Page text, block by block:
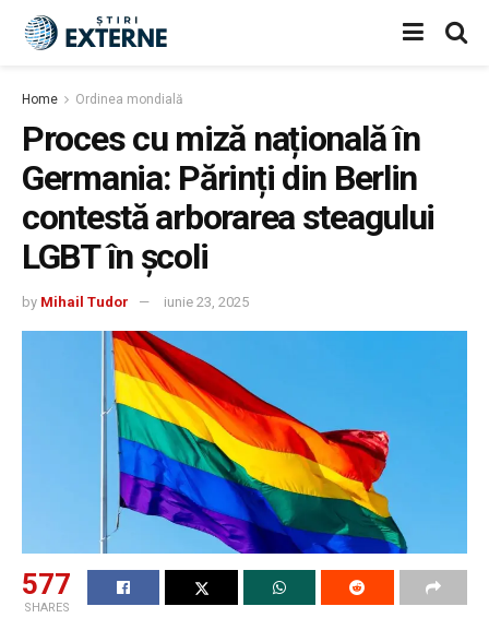
Home Ordinea mondială
Proces cu miză națională în
Germania: Părinți din Berlin
contestă arborarea steagului
LGBT în școli
by Mihail Tudor iunie 23, 2025
577
SHARES